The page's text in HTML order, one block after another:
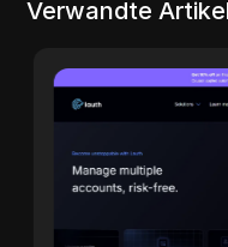
Verwandte